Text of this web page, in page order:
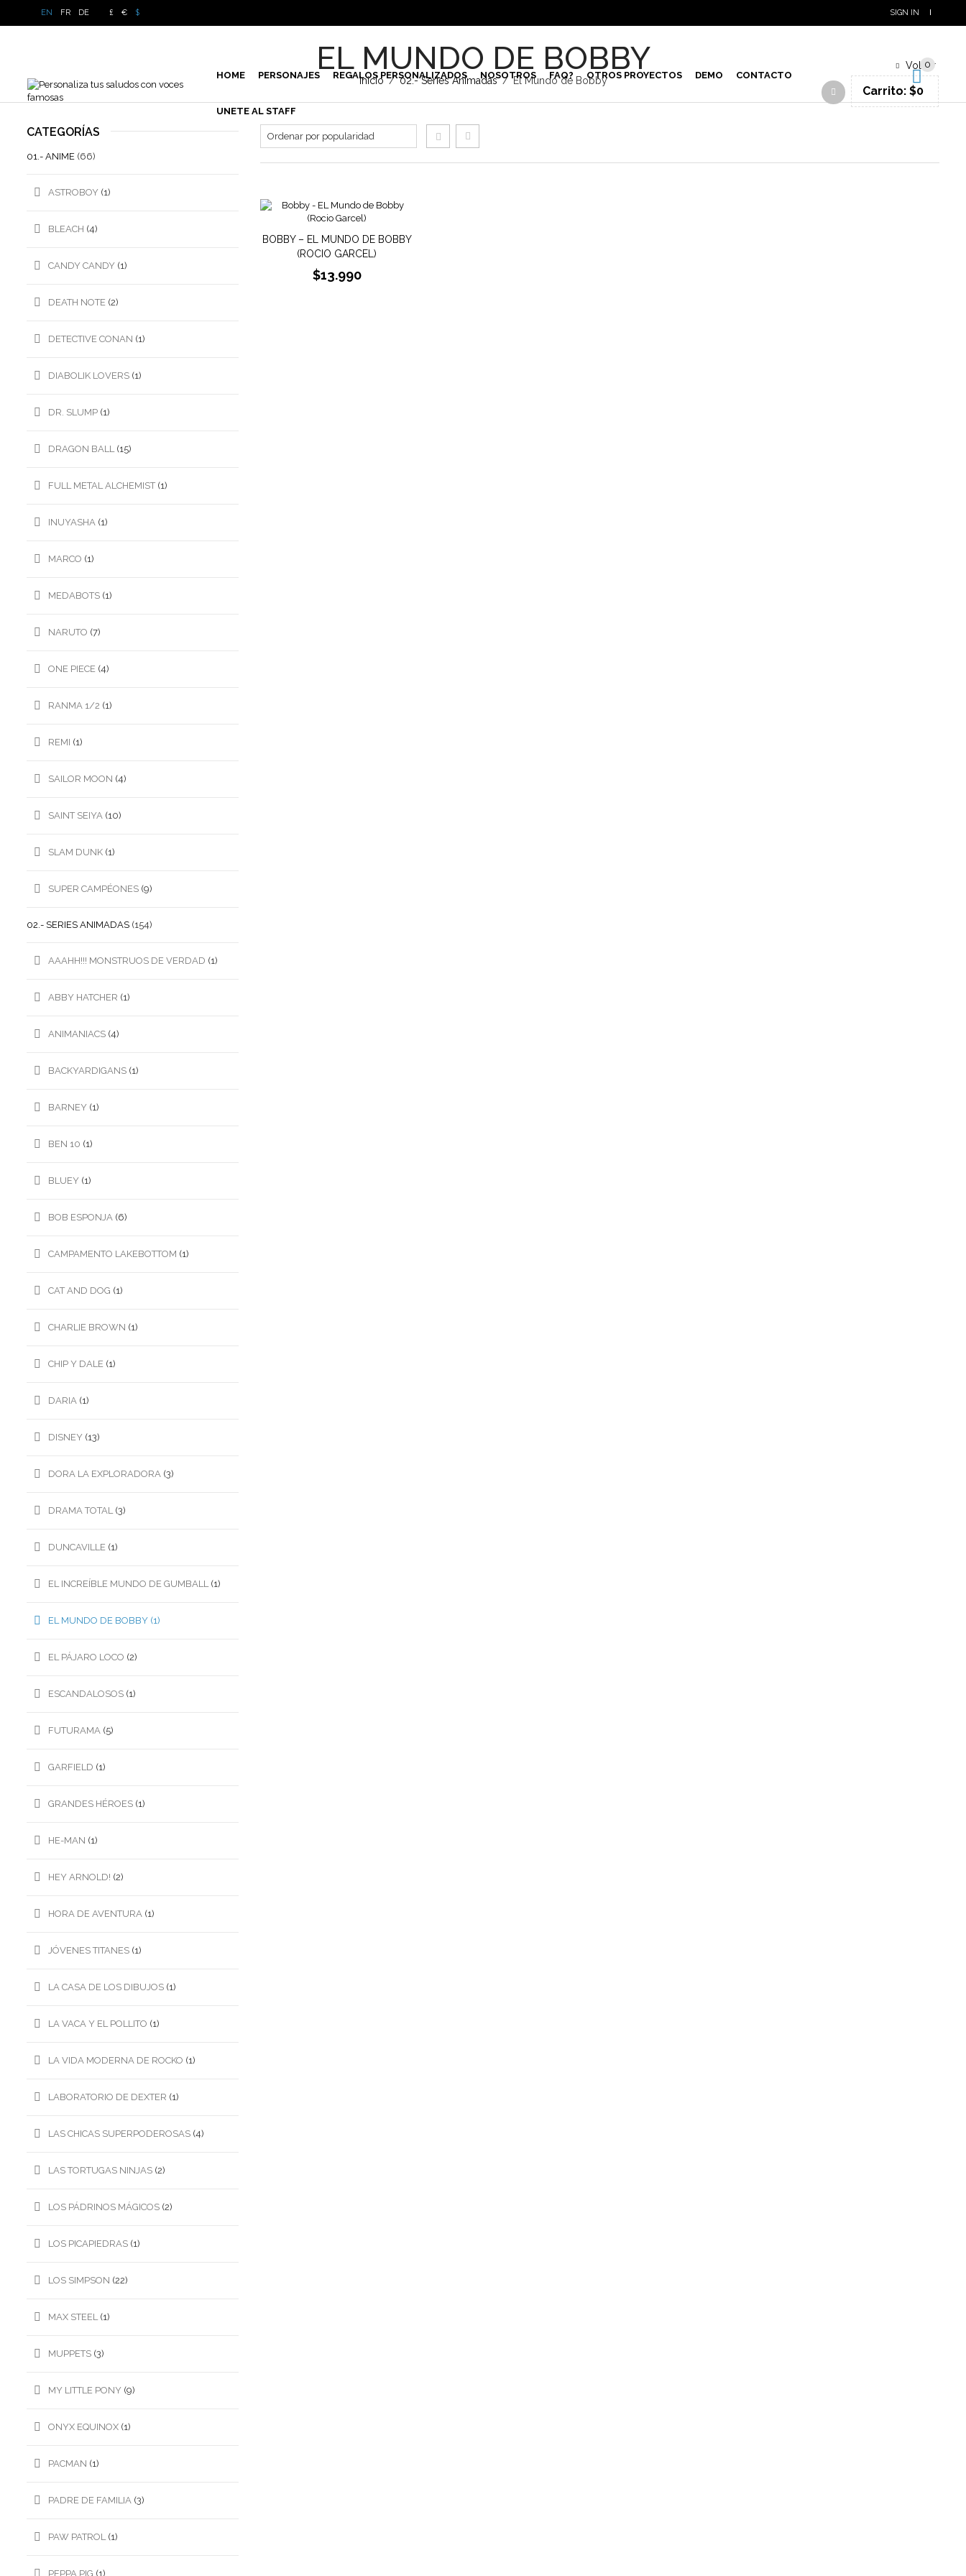
EN FR DE £ € $ SIGN IN
HOME PERSONAJES REGALOS PERSONALIZADOS NOSOTROS FAQ? OTROS PROYECTOS DEMO CONTACTO
UNETE AL STAFF
0
Carrito: $0
EL MUNDO DE BOBBY
Inicio / 02.- Series Animadas / El Mundo de Bobby
Volver
BOBBY – EL MUNDO DE BOBBY
(ROCIO GARCEL)
$13.990
CATEGORÍAS
01.- ANIME (66)
ASTROBOY (1)
BLEACH (4)
CANDY CANDY (1)
DEATH NOTE (2)
DETECTIVE CONAN (1)
DIABOLIK LOVERS (1)
DR. SLUMP (1)
DRAGON BALL (15)
FULL METAL ALCHEMIST (1)
INUYASHA (1)
MARCO (1)
MEDABOTS (1)
NARUTO (7)
ONE PIECE (4)
RANMA 1/2 (1)
REMI (1)
SAILOR MOON (4)
SAINT SEIYA (10)
SLAM DUNK (1)
SUPER CAMPÉONES (9)
02.- SERIES ANIMADAS (154)
AAAHH!!! MONSTRUOS DE VERDAD (1)
ABBY HATCHER (1)
ANIMANIACS (4)
BACKYARDIGANS (1)
BARNEY (1)
BEN 10 (1)
BLUEY (1)
BOB ESPONJA (6)
CAMPAMENTO LAKEBOTTOM (1)
CAT AND DOG (1)
CHARLIE BROWN (1)
CHIP Y DALE (1)
DARIA (1)
DISNEY (13)
DORA LA EXPLORADORA (3)
DRAMA TOTAL (3)
DUNCAVILLE (1)
EL INCREÍBLE MUNDO DE GUMBALL (1)
EL MUNDO DE BOBBY (1)
EL PÁJARO LOCO (2)
ESCANDALOSOS (1)
FUTURAMA (5)
GARFIELD (1)
GRANDES HÉROES (1)
HE-MAN (1)
HEY ARNOLD! (2)
HORA DE AVENTURA (1)
JÓVENES TITANES (1)
LA CASA DE LOS DIBUJOS (1)
LA VACA Y EL POLLITO (1)
LA VIDA MODERNA DE ROCKO (1)
LABORATORIO DE DEXTER (1)
LAS CHICAS SUPERPODEROSAS (4)
LAS TORTUGAS NINJAS (2)
LOS PÁDRINOS MÁGICOS (2)
LOS PICAPIEDRAS (1)
LOS SIMPSON (22)
MAX STEEL (1)
MUPPETS (3)
MY LITTLE PONY (9)
ONYX EQUINOX (1)
PACMAN (1)
PADRE DE FAMILIA (3)
PAW PATROL (1)
PEPPA PIG (1)